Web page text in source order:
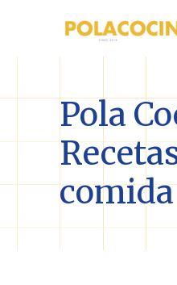
Pola
comida